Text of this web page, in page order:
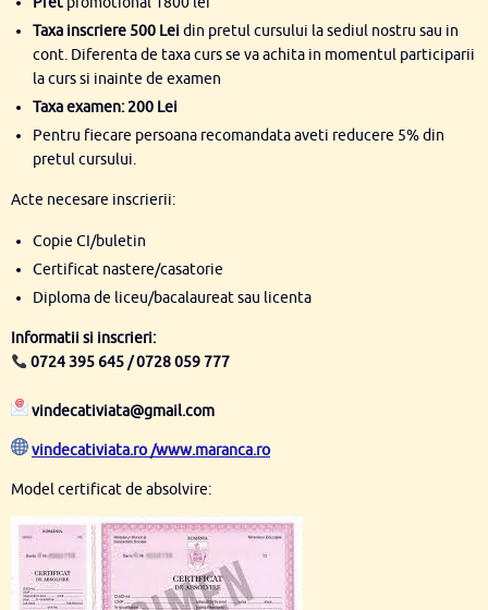
Taxa inscriere 500 Lei din pretul cursului la sediul nostru sau in
cont. Diferenta de taxa curs se va achita in momentul participarii
la curs si inainte de examen
Taxa examen: 200 Lei
Pentru fiecare persoana recomandata aveti reducere 5% din
pretul cursului.
Acte necesare inscrierii:
Copie CI/buletin
Certificat nastere/casatorie
Diploma de liceu/bacalaureat sau licenta
Informatii si inscrieri:
0724 395 645 / 0728 059 777
vindecativiata@gmail.com
vindecativiata.ro /www.maranca.ro
Model certificat de absolvire: